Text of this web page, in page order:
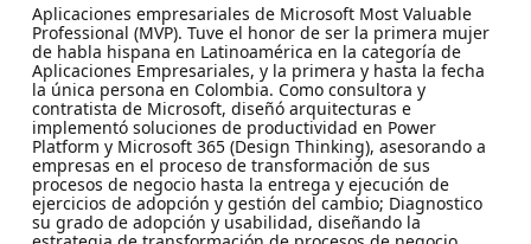
Aplicaciones empresariales de Microsoft Most Valuable
Professional (MVP). Tuve el honor de ser la primera mujer
de habla hispana en Latinoamérica en la categoría de
Aplicaciones Empresariales, y la primera y hasta la fecha
la única persona en Colombia. Como consultora y
contratista de Microsoft, diseñó arquitecturas e
implementó soluciones de productividad en Power
Platform y Microsoft 365 (Design Thinking), asesorando a
empresas en el proceso de transformación de sus
procesos de negocio hasta la entrega y ejecución de
ejercicios de adopción y gestión del cambio; Diagnostico
su grado de adopción y usabilidad, diseñando la